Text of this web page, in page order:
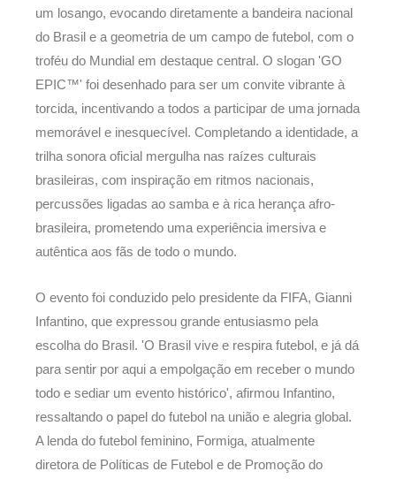
um losango, evocando diretamente a bandeira nacional
do Brasil e a geometria de um campo de futebol, com o
troféu do Mundial em destaque central. O slogan 'GO
EPIC™' foi desenhado para ser um convite vibrante à
torcida, incentivando a todos a participar de uma jornada
memorável e inesquecível. Completando a identidade, a
trilha sonora oficial mergulha nas raízes culturais
brasileiras, com inspiração em ritmos nacionais,
percussões ligadas ao samba e à rica herança afro-
brasileira, prometendo uma experiência imersiva e
autêntica aos fãs de todo o mundo.
O evento foi conduzido pelo presidente da FIFA, Gianni
Infantino, que expressou grande entusiasmo pela
escolha do Brasil. 'O Brasil vive e respira futebol, e já dá
para sentir por aqui a empolgação em receber o mundo
todo e sediar um evento histórico', afirmou Infantino,
ressaltando o papel do futebol na união e alegria global.
A lenda do futebol feminino, Formiga, atualmente
diretora de Políticas de Futebol e de Promoção do